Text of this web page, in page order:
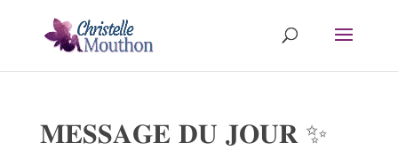
𝐌𝐄𝐒𝐒𝐀𝐆𝐄 𝐃𝐔 𝐉𝐎𝐔𝐑 ✨